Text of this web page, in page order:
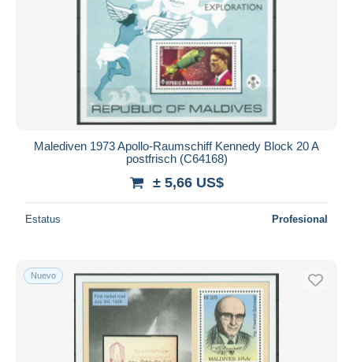
Malediven 1973 Apollo-Raumschiff Kennedy Block 20 A
postfrisch (C64168)
± 5,66 US$
Estatus Profesional
Nuevo